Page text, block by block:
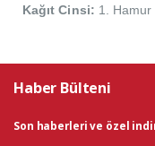
Kağıt Cinsi: 1. Hamur
Haber Bülteni
Son haberleri ve özel